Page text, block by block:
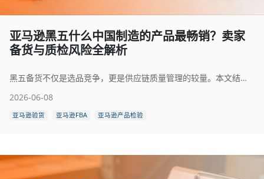
亚马逊黑五什么中国制造的产品最畅销？卖家
备货与质检风险全解析
黑五备货不仅是选品竞争，更是供应链质量管理的较量。本文结合跨境电商真实验货场景，分析服饰、玩具、家居、电子等中国制造热销品类的核心风险，并详解出货前检验与FBA质量控制重点。
2026-06-08
亚马逊验货 亚马逊FBA 亚马逊产品检验